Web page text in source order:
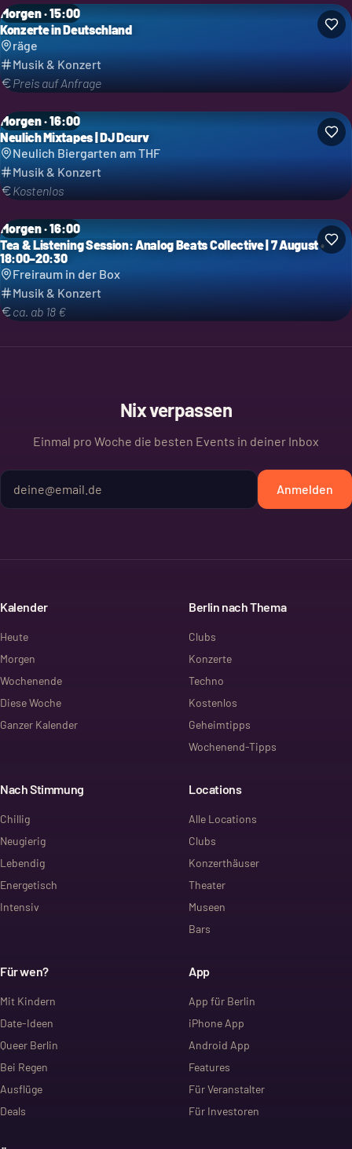
Morgen · 15:00
Konzerte in Deutschland
räge
Musik & Konzert
Preis auf Anfrage
Morgen · 16:00
Neulich Mixtapes | DJ Dcurv
Neulich Biergarten am THF
Musik & Konzert
Kostenlos
Morgen · 16:00
Tea & Listening Session: Analog Beats Collective | 7 August •
18:00–20:30
Freiraum in der Box
Musik & Konzert
ca. ab 18 €
Nix verpassen
Einmal pro Woche die besten Events in deiner Inbox
Anmelden
Kalender
Heute
Morgen
Wochenende
Diese Woche
Ganzer Kalender
Berlin nach Thema
Clubs
Konzerte
Techno
Kostenlos
Geheimtipps
Wochenend-Tipps
Nach Stimmung
Chillig
Neugierig
Lebendig
Energetisch
Intensiv
Locations
Alle Locations
Clubs
Konzerthäuser
Theater
Museen
Bars
Für wen?
Mit Kindern
Date-Ideen
Queer Berlin
Bei Regen
Ausflüge
Deals
App
App für Berlin
iPhone App
Android App
Features
Für Veranstalter
Für Investoren